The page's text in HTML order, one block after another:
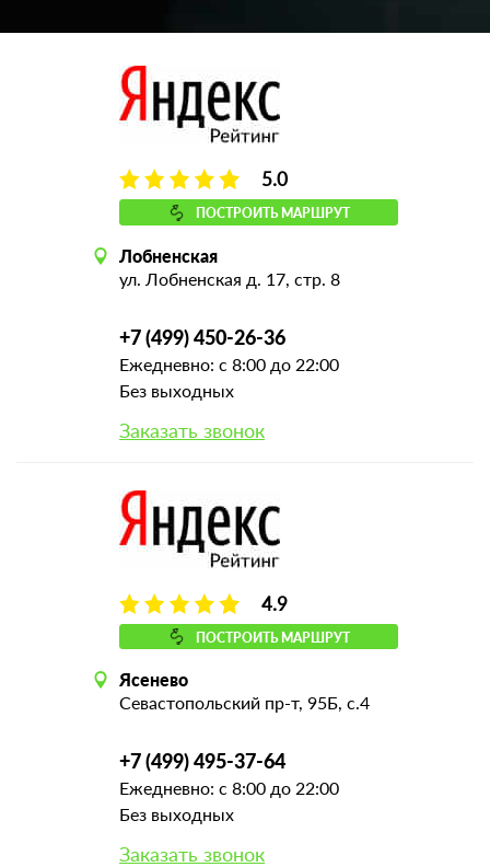
5.0
ПОСТРОИТЬ МАРШРУТ
Лобненская
ул. Лобненская д. 17, стр. 8
+7 (499) 450-26-36
Ежедневно: с 8:00 до 22:00
Без выходных
Заказать звонок
4.9
ПОСТРОИТЬ МАРШРУТ
Ясенево
Севастопольский пр-т, 95Б, с.4
+7 (499) 495-37-64
Ежедневно: с 8:00 до 22:00
Без выходных
Заказать звонок